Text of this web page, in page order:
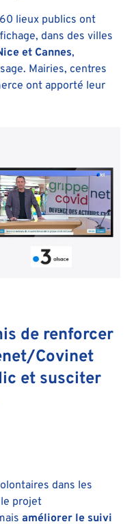
lieux publics ont
dans des villes
et Cannes,
Mairies, centres
ont apporté leur
de renforcer
Covinet
et susciter
dans les
projet
améliorer le suivi